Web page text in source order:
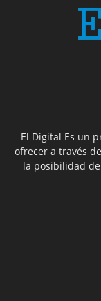
El Digital Es un
ofrecer a través
la posibilidad